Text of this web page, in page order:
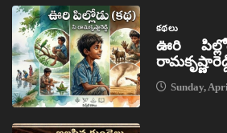
కథలు
ఊరి
Sunday,